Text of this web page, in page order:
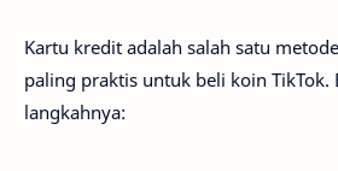
Kartu kredit adalah salah satu
paling praktis untuk beli koin TikTok.
langkahnya: